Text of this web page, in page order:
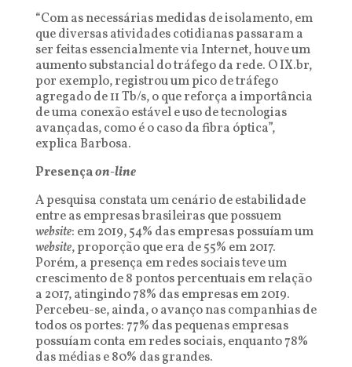
“Com as necessárias medidas de isolamento, em
que diversas atividades cotidianas passaram a
ser feitas essencialmente via Internet, houve um
aumento substancial do tráfego da rede. O IX.br,
por exemplo, registrou um pico de tráfego
agregado de 11 Tb/s, o que reforça a importância
de uma conexão estável e uso de tecnologias
avançadas, como é o caso da fibra óptica”,
explica Barbosa.
Presençaon-line
A pesquisa constata um cenário de estabilidade
entre as empresas brasileiras que possuem
website: em 2019, 54% das empresas possuíam um
website, proporção que era de 55% em 2017.
Porém, a presença em redes sociais teve um
crescimento de 8 pontos percentuais em relação
a 2017, atingindo 78% das empresas em 2019.
Percebeu-se, ainda, o avanço nas companhias de
todos os portes: 77% das pequenas empresas
possuíam conta em redes sociais, enquanto 78%
das médias e 80% das grandes.